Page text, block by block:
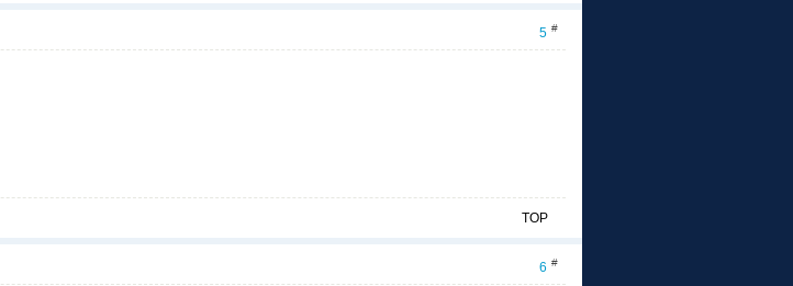
5 #
TOP
6 #